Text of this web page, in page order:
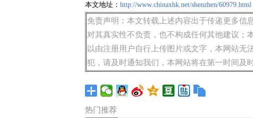
本文地址： http://www.chinaxhk.net/shenzhen/60979.html
免责声明：本文转载上述内容出于传递更多信
对其真实性不负责，也不构成任何其他建议；
以由注册用户自行上传图片或文字，本网站无
犯，请及时通知我们，本网站将在第一时间及时
热门推荐